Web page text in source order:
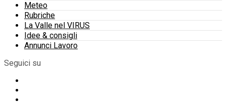
Meteo
Rubriche
La Valle nel VIRUS
Idee & consigli
Annunci Lavoro
Seguici su